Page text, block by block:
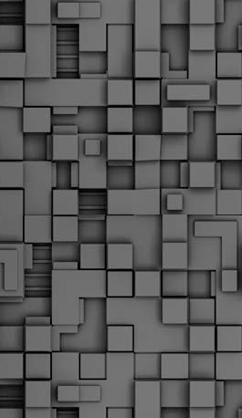
Με την απόφαση αυτή, το ΣτΕ
αξιώσεις των δημοσίων υπαλλήλων για
δώρων, επικυρώνοντας την τρέχουσα
αντιδράσεις της ΑΔΕΔΥ
Το ΣτΕ απέρριψε οριστικά την
εκπαιδευτικού για την επαναφορά των
Πάσχα και θερινής άδειας (13ος και
εργαζόμενους του δημόσιου τομέα,
διαμάχη δεκαετιών που αφορούσε τις
Γνωστοποίηση έκδοσης
Παροχή οδηγιών.
► Δείτε/κατεβάστε την
FEB
1
Με διαρροή 2 μέρες πριν την
ενημερώνει το ΣτΕ για την